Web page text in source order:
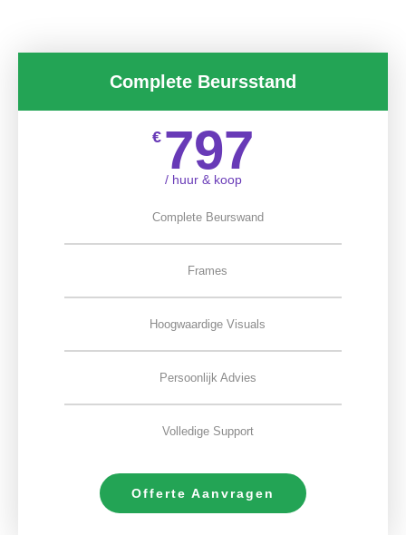
Complete Beursstand
€ 797
/ huur & koop
Complete Beurswand
Frames
Hoogwaardige Visuals
Persoonlijk Advies
Volledige Support
Offerte Aanvragen